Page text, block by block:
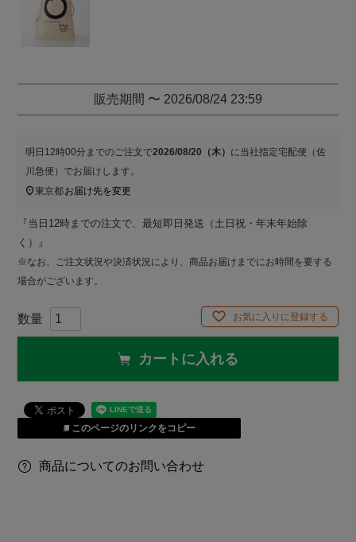
販売期間 〜 2026/08/24 23:59
明日 12時00分 までのご注文で2026/08/20（木） に当社指定宅配便（佐
川急便） でお届けします。
東京都お届け先を変更
『当日12時までの注文で、最短即日発送（土日祝・年末年始除
く）』
※なお、ご注文状況や決済状況により、商品お届けまでにお時間を要する
場合がございます。
お気に入りに登録する
カートに入れる
このページのリンクをコピー
商品についてのお問い合わせ